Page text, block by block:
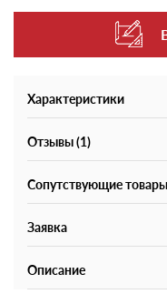
Характеристики
Отзывы (1)
Сопутствующие товары
Заявка
Описание